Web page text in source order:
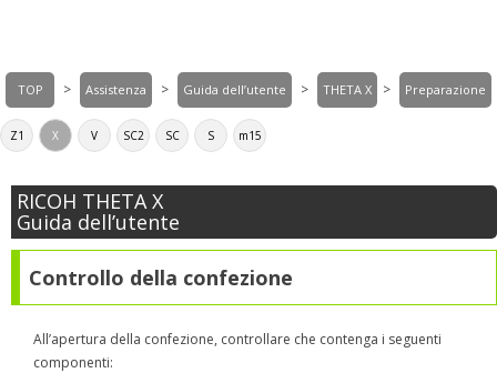
TOP > Assistenza > Guida dell’utente > THETA X > Preparazione
Z1 X V SC2 SC S m15
RICOH THETA X
Guida dell’utente
Controllo della confezione
All’apertura della confezione, controllare che contenga i seguenti
componenti: